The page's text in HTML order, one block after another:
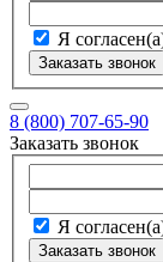
Я
Заказать звонок
8 (800) 707-65-90
Заказать звонок
Я
Заказать звонок